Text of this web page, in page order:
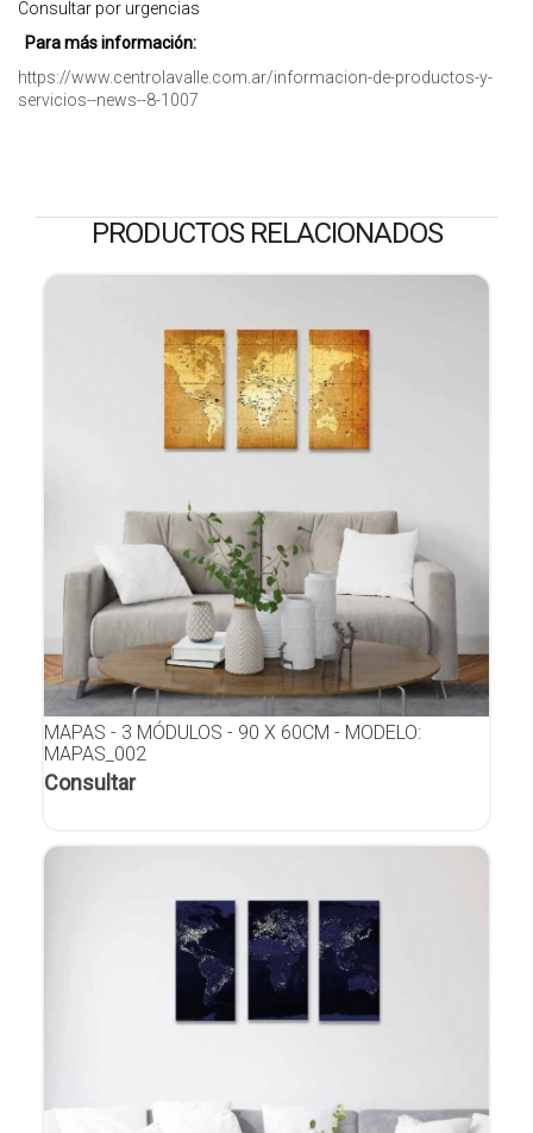
Consultar por urgencias
Para más información:
https://www.centrolavalle.com.ar/informacion-de-productos-y-
servicios--news--8-1007
PRODUCTOS RELACIONADOS
MAPAS - 3 MÓDULOS - 90 X 60CM - MODELO:
MAPAS_002
Consultar